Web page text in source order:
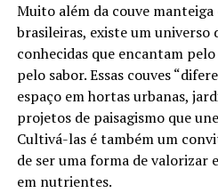
Muito além da couve
brasileiras, existe um universo
conhecidas que encantam
pelo sabor. Essas couves
espaço em hortas urbanas,
projetos de paisagismo que
Cultivá-las é também um
de ser uma forma de valorizar
em nutrientes.